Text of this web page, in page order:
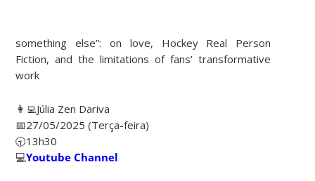
something else”: on love, Hockey Real Person
Fiction, and the limitations of fans’ transformative
work
👩‍💻Júlia Zen Dariva
📅27/05/2025 (Terça-feira)
🕤13h30
💻Youtube Channel